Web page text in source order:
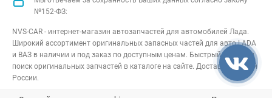
№152-ФЗ:
NVS-CAR - интернет-магазин автозапчастей для автомобилей Лада.
Широкий ассортимент оригинальных запасных частей для авто LADA
и ВАЗ в наличии и под заказ по доступным ценам. Быстрый подбор и
поиск оригинальных запчастей в каталоге на сайте. Доставка по всей
России.